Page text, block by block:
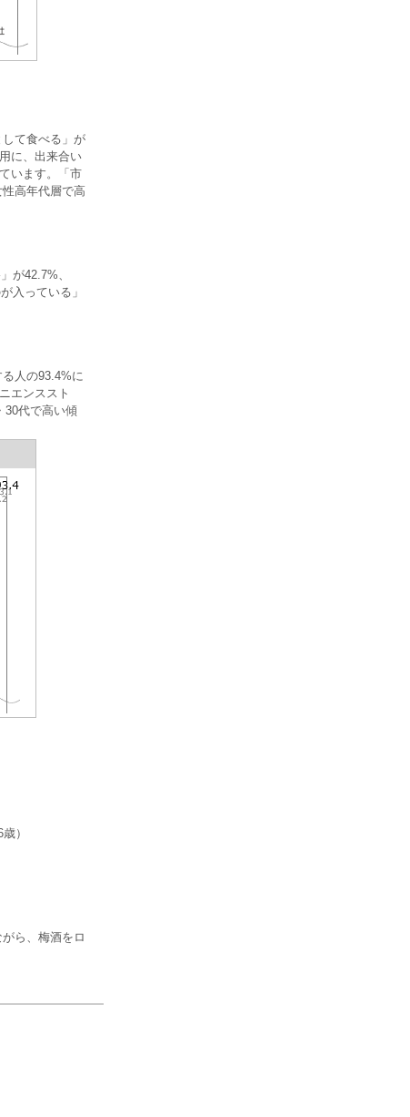
て食べる」が
に、出来合い
います。「市
高年代層で高
が42.7%、
入っている」
人の93.4%に
エンススト
30代で高い傾
）
ら、梅酒をロ